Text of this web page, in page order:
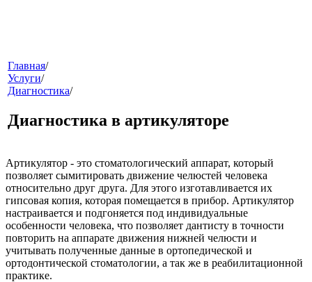
меню
звонок
Главная/
Услуги/
Диагностика/
Диагностика в артикуляторе
Артикулятор - это стоматологический аппарат, который
позволяет сымитировать движение челюстей человека
относительно друг друга. Для этого изготавливается их
гипсовая копия, которая помещается в прибор. Артикулятор
настраивается и подгоняется под индивидуальные
особенности человека, что позволяет дантисту в точности
повторить на аппарате движения нижней челюсти и
учитывать полученные данные в ортопедической и
ортодонтической стоматологии, а так же в реабилитационной
практике.